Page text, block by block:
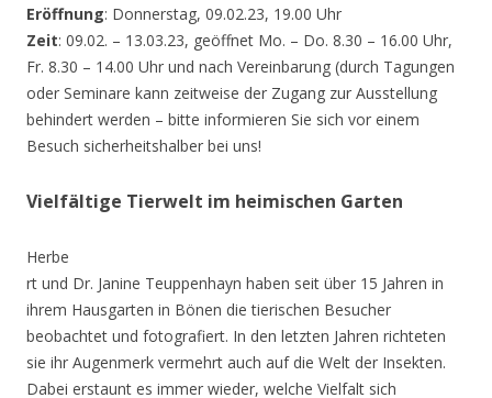
Eröffnung: Donnerstag, 09.02.23, 19.00 Uhr
Zeit: 09.02. – 13.03.23, geöffnet Mo. – Do. 8.30 – 16.00 Uhr,
Fr. 8.30 – 14.00 Uhr und nach Vereinbarung (durch Tagungen
oder Seminare kann zeitweise der Zugang zur Ausstellung
behindert werden – bitte informieren Sie sich vor einem
Besuch sicherheitshalber bei uns!
Vielfältige Tierwelt im heimischen Garten
Herbe
rt und Dr. Janine Teuppenhayn haben seit über 15 Jahren in
ihrem Hausgarten in Bönen die tierischen Besucher
beobachtet und fotografiert. In den letzten Jahren richteten
sie ihr Augenmerk vermehrt auch auf die Welt der Insekten.
Dabei erstaunt es immer wieder, welche Vielfalt sich